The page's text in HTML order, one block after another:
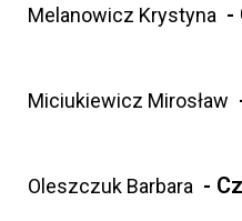
Melanowicz Krystyna -
Miciukiewicz Mirosław
Oleszczuk Barbara -